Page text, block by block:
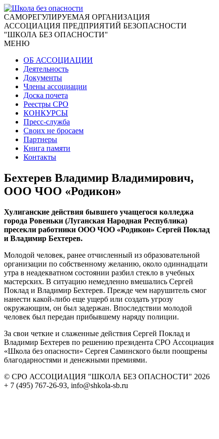
CАМОРЕГУЛИРУЕМАЯ ОРГАНИЗАЦИЯ
АССОЦИАЦИЯ ПРЕДПРИЯТИЙ БЕЗОПАСНОСТИ
"ШКОЛА БЕЗ ОПАСНОСТИ"
МЕНЮ
ОБ АССОЦИАЦИИ
Деятельность
Документы
Члены ассоциации
Доска почета
Реестры СРО
КОНКУРСЫ
Пресс-служба
Своих не бросаем
Партнеры
Книга памяти
Контакты
Бехтерев Владимир Владимирович,
ООО ЧОО «Родикон»
Хулиганские действия бывшего учащегося колледжа
города Ровеньки (Луганская Народная Республика)
пресекли работники ООО ЧОО «Родикон» Сергей Поклад
и Владимир Бехтерев.
Молодой человек, ранее отчисленный из образовательной
организации по собственному желанию, около одиннадцати
утра в неадекватном состоянии разбил стекло в учебных
мастерских. В ситуацию немедленно вмешались Сергей
Поклад и Владимир Бехтерев. Прежде чем нарушитель смог
нанести какой-либо еще ущерб или создать угрозу
окружающим, он был задержан. Впоследствии молодой
человек был передан прибывшему наряду полиции.
За свои четкие и слаженные действия Сергей Поклад и
Владимир Бехтерев по решению президента СРО Ассоциация
«Школа без опасности» Сергея Саминского были поощрены
благодарностями и денежными премиями.
© СРО АССОЦИАЦИЯ "ШКОЛА БЕЗ ОПАСНОСТИ" 2026
+ 7 (495) 767-26-93, info@shkola-sb.ru